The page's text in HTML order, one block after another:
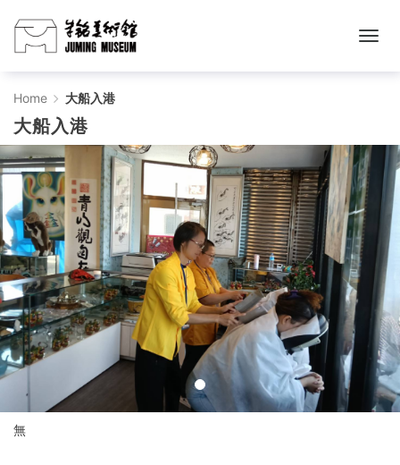
大
船
入
港
-
주
밍
미
술
관
Home 大船入港
大船入港
無